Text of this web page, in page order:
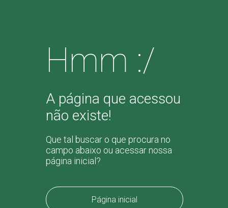
Hmm :/
A página que acessou
não existe!
Que tal buscar o que procura no
campo abaixo ou acessar nossa
página inicial?
Página inicial